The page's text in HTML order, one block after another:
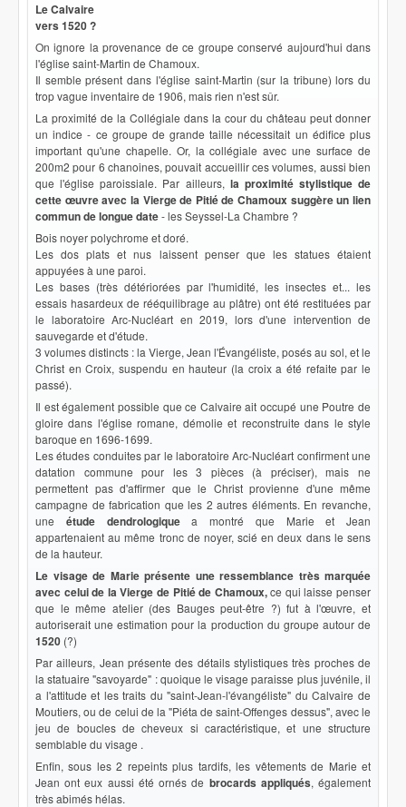
Le Calvaire
vers 1520 ?
On ignore la provenance de ce groupe conservé aujourd'hui dans
l'église saint-Martin de Chamoux.
Il semble présent dans l'église saint-Martin (sur la tribune) lors du
trop vague inventaire de 1906, mais rien n'est sûr.
La proximité de la Collégiale dans la cour du château peut donner
un indice - ce groupe de grande taille nécessitait un édifice plus
important qu'une chapelle. Or, la collégiale avec une surface de
200m2 pour 6 chanoines, pouvait accueillir ces volumes, aussi bien
que l'église paroissiale. Par ailleurs, la proximité stylistique de
cette œuvre avec la Vierge de Pitié de Chamoux suggère un lien
commun de longue date- les Seyssel-La Chambre ?
Bois noyer polychrome et doré.
Les dos plats et nus laissent penser que les statues étaient
appuyées à une paroi.
Les bases (très détériorées par l'humidité, les insectes et... les
essais hasardeux de rééquilibrage au plâtre) ont été restituées par
le laboratoire Arc-Nucléart en 2019, lors d'une intervention de
sauvegarde et d'étude.
3 volumes distincts : la Vierge, Jean l'Évangéliste, posés au sol, et le
Christ en Croix, suspendu en hauteur (la croix a été refaite par le
passé).
Il est également possible que ce Calvaire ait occupé une Poutre de
gloire dans l'église romane, démolie et reconstruite dans le style
baroque en 1696-1699.
Les études conduites par le laboratoire Arc-Nucléart confirment une
datation commune pour les 3 pièces (à préciser), mais ne
permettent pas d'affirmer que le Christ provienne d'une même
campagne de fabrication que les 2 autres éléments. En revanche,
une étude dendrologiquea montré que Marie et Jean
appartenaient au même tronc de noyer, scié en deux dans le sens
de la hauteur.
Le visage de Marie présente une ressemblance très marquée
avec celui de la Vierge de Pitié de Chamoux,ce qui laisse penser
que le même atelier (des Bauges peut-être ?) fut à l'œuvre, et
autoriserait une estimation pour la production du groupe autour de
1520 (?)
Par ailleurs, Jean présente des détails stylistiques très proches de
la statuaire "savoyarde" : quoique le visage paraisse plus juvénile, il
a l'attitude et les traits du "saint-Jean-l'évangéliste" du Calvaire de
Moutiers, ou de celui de la "Piéta de saint-Offenges dessus", avec le
jeu de boucles de cheveux si caractéristique, et une structure
semblable du visage .
Enfin, sous les 2 repeints plus tardifs, les vêtements de Marie et
Jean ont eux aussi été ornés de brocards appliqués, également
très abimés hélas.